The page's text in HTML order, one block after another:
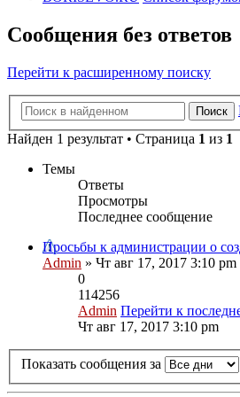
Сообщения без ответов
Перейти к расширенному поиску
Поиск
Найден 1 результат • Страница 1 из 1
Темы
Ответы
Просмотры
Последнее сообщение
Просьбы к администрации о
Admin » Чт авг 17, 2017 3:10
0
114256
Admin Перейти к
Чт авг 17, 2017 3:10 pm
Показать сообщения за